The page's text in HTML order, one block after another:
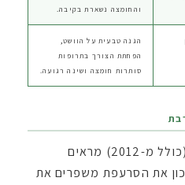
והחומצה נשארת בקיבה.
הגנה טבעית על הוושט,
הפחתת הצורך בתרופות
סותרות חומצה ושינה רגועה.
מחקרים (כולל מ-2012) מראים
את הסרעפת משפרים את